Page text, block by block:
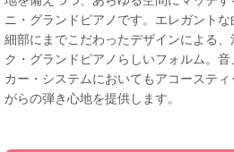
ニ・グランドピアノです。エレガントな
細部にまでこだわったデザインによる
ク・グランドピアノらしいフォルム。
カー・システムにおいてもアコーステ
がらの弾き心地を提供します。